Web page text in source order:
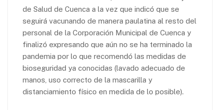
de Salud de Cuenca a la vez que indicó que se
seguirá vacunando de manera paulatina al resto del
personal de la Corporación Municipal de Cuenca y
finalizó expresando que aún no se ha terminado la
pandemia por lo que recomendó las medidas de
bioseguridad ya conocidas (lavado adecuado de
manos, uso correcto de la mascarilla y
distanciamiento físico en medida de lo posible).